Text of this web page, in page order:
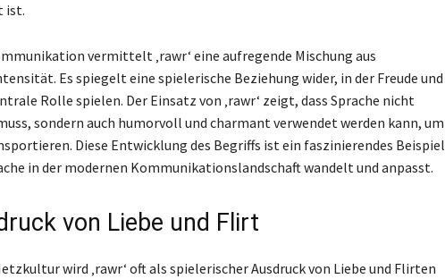
ist.
vermittelt ‚rawr‘ eine aufregende Mischung aus
Es spiegelt eine spielerische Beziehung wider, in der Freude und
Rolle spielen. Der Einsatz von ‚rawr‘ zeigt, dass Sprache nicht
sondern auch humorvoll und charmant verwendet werden kann, um
Diese Entwicklung des Begriffs ist ein faszinierendes Beispiel
in der modernen Kommunikationslandschaft wandelt und anpasst.
von Liebe und Flirt
wird ‚rawr‘ oft als spielerischer Ausdruck von Liebe und Flirten